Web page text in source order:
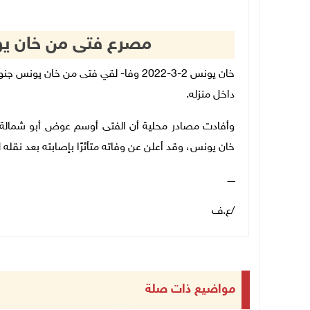
مصرع فتى من خان
خان يونس 2-3-2022 وفا- لقي فتى من
داخل منزله.
خان يونس، وقد أعلن عن وفاته متأثرًا بإصابته بعد
ـــــ
/ع.ف
مواضيع ذات صلة